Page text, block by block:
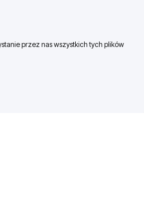
przez nas wszystkich tych plików